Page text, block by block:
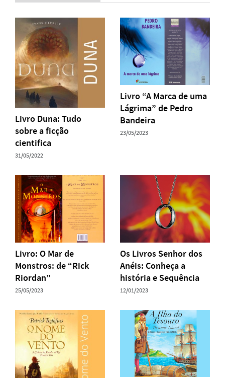
Livro Duna: Tudo
sobre a ficção
cientifica
31/05/2022
Livro “A Marca de uma
Lágrima” de Pedro
Bandeira
23/05/2023
Livro: O Mar de
Monstros: de “Rick
Riordan”
25/05/2023
Os Livros Senhor dos
Anéis: Conheça a
história e Sequência
12/01/2023